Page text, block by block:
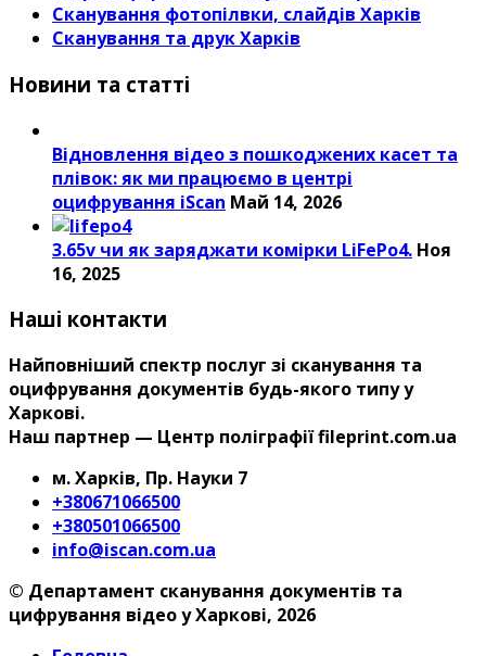
Сканування фотопілвки, слайдів Харків
Сканування та друк Харків
Новини та статті
Відновлення відео з пошкоджених касет та
плівок: як ми працюємо в центрі
оцифрування iScan Май 14, 2026
3.65v чи як заряджати комірки LiFePo4. Ноя
16, 2025
Наші контакти
Найповніший спектр послуг зі сканування та
оцифрування документів будь-якого типу у
Харкові.
Наш партнер — Центр поліграфії fileprint.com.ua
м. Харків, Пр. Науки 7
+380671066500
+380501066500
info@iscan.com.ua
© Департамент сканування документів та
цифрування відео у Харкові, 2026